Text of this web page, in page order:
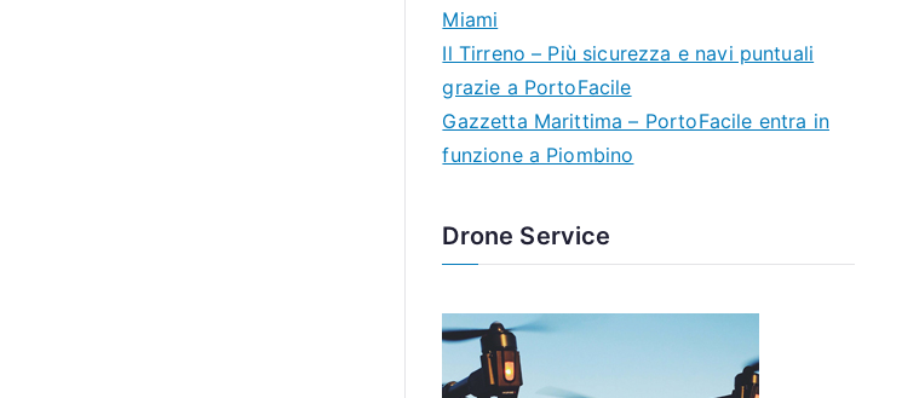
Miami
Il Tirreno – Più sicurezza e navi puntuali
grazie a PortoFacile
Gazzetta Marittima – PortoFacile entra in
funzione a Piombino
Drone Service